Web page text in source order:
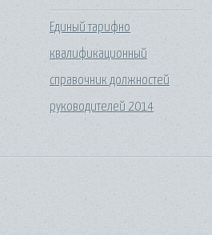
Единый тарифно
квалификационный
справочник должностей
руководителей 2014